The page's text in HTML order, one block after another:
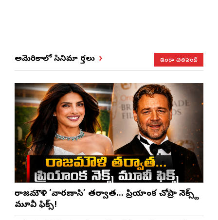
అమెరికాలో సినిమా వార్తలు ఇంకా చదవండి
రాజమౌళి ‘వారణాసి’ తర్వాత… ప్రియాంక చోప్రా నెక్స్ట్
మూవీ ఫిక్స్!